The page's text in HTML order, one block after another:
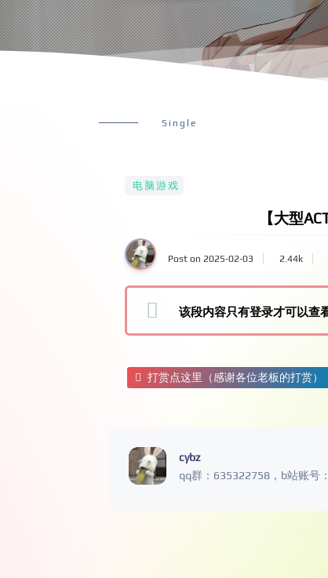
Single
电脑游戏
【大型
Post on 2025-02-03 2.44k
该段内容只有登录才可以查
打赏点这里（感谢各位老板的打赏）
cybz
qq群：635322758，b站账号